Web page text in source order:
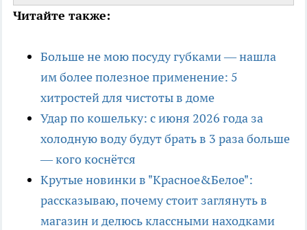
Читайте также:
Больше не мою посуду губками — нашла
им более полезное применение: 5
хитростей для чистоты в доме
Удар по кошельку: с июня 2026 года за
холодную воду будут брать в 3 раза больше
— кого коснётся
Крутые новинки в "Красное&Белое":
рассказываю, почему стоит заглянуть в
магазин и делюсь классными находками